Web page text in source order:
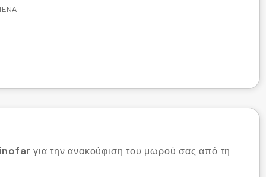
για την ανακούφιση του μωρού σας από τη